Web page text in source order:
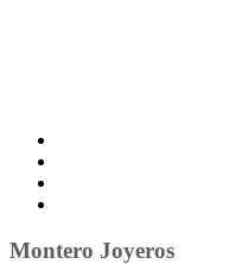
Montero Joyeros